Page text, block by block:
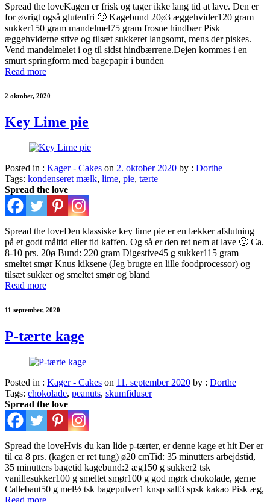
Spread the loveKagen er frisk og tager ikke lang tid at lave. Den er
for øvrigt også glutenfri 🙂 Kagebund 20ø3 æggehvider120 gram
sukker150 gram mandelmel75 gram frosne hindbær Pisk
æggehviderne stive og tilsæt sukkeret langsomt, mens der piskes.
Vend mandelmelet i og til sidst hindbærrene.Dejen kommes i en
smurt springform med bagepapir i bunden
Read more
2 oktober, 2020
Key Lime pie
Posted in : Kager - Cakes on 2. oktober 2020 by : Dorthe
Tags: kondenseret mælk, lime, pie, tærte
Spread the love
Spread the loveDen klassiske key lime pie er en lækker afslutning
på et godt måltid eller tid kaffen. Og så er den ret nem at lave 🙂 Ca.
8-10 prs. 20ø Bund: 220 gram Digestive45 g sukker115 gram
smeltet smør Knus kiksene (Jeg brugte en lille foodprocessor) og
tilsæt sukker og smeltet smør og bland
Read more
11 september, 2020
P-tærte kage
Posted in : Kager - Cakes on 11. september 2020 by : Dorthe
Tags: chokolade, peanuts, skumfiduser
Spread the love
Spread the loveHvis du kan lide p-tærter, er denne kage et hit Der er
til ca 8 prs. (kagen er ret tung) ø20 cmTid: 35 minutters arbejdstid,
35 minutters bagetid kagebund:2 æg150 g sukker2 tsk
vanillesukker100 g smeltet smør100 g god mørk chokolade, gerne
Callebaut50 g mel½ tsk bagepulver1 knsp salt3 spsk kakao Pisk æg,